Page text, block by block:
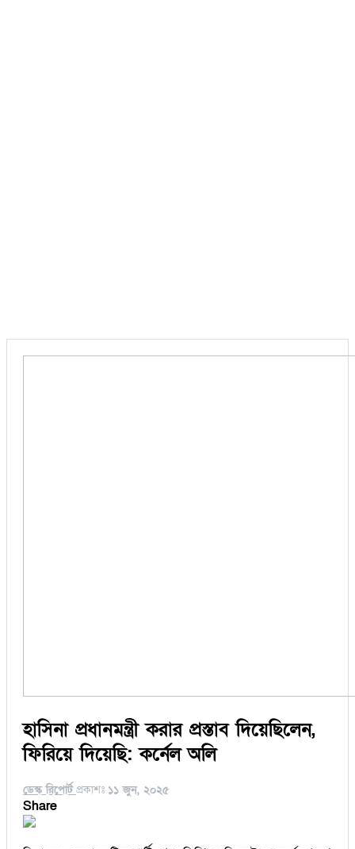
হাসিনা প্রধানমন্ত্রী করার প্রস্তাব দিয়েছিলেন,
ফিরিয়ে দিয়েছি: কর্নেল অলি
ডেস্ক রিপোর্ট প্রকাশঃ ১১ জুন, ২০২৫
Share